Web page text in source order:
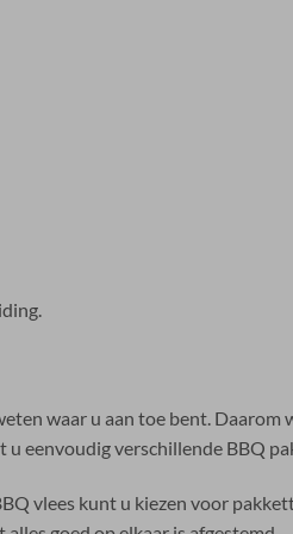
waar u aan toe bent.
eenvoudig verschillende BBQ
vlees kunt u kiezen voor